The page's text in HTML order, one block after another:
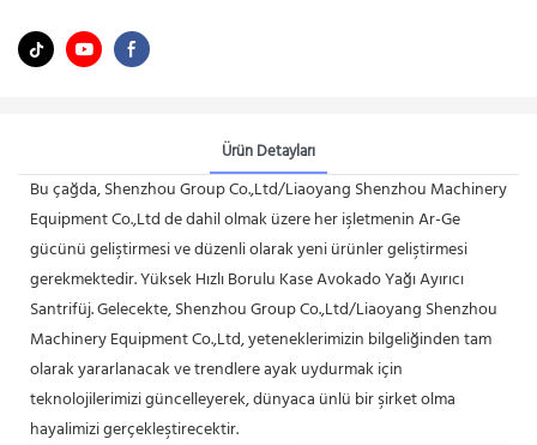
Ürün Detayları
Bu çağda, Shenzhou Group Co.,Ltd/Liaoyang Shenzhou Machinery
Equipment Co.,Ltd de dahil olmak üzere her işletmenin Ar-Ge
gücünü geliştirmesi ve düzenli olarak yeni ürünler geliştirmesi
gerekmektedir. Yüksek Hızlı Borulu Kase Avokado Yağı Ayırıcı
Santrifüj. Gelecekte, Shenzhou Group Co.,Ltd/Liaoyang Shenzhou
Machinery Equipment Co.,Ltd, yeteneklerimizin bilgeliğinden tam
olarak yararlanacak ve trendlere ayak uydurmak için
teknolojilerimizi güncelleyerek, dünyaca ünlü bir şirket olma
hayalimizi gerçekleştirecektir.